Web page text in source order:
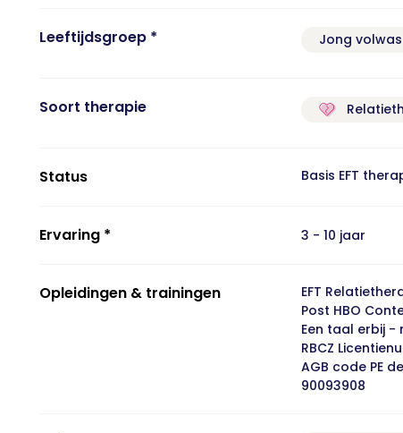
Leeftijdsgroep * Jong
Soort therapie
Status Basis EFT
Ervaring * 3 - 10 jaar
Opleidingen & trainingen
EFT
Post HBO
Een taal erbij -
RBCZ
AGB code PE
90093908